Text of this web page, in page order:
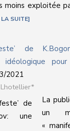
moins exploitée
LA SUITE
de
idéologique
2021
La
un
«